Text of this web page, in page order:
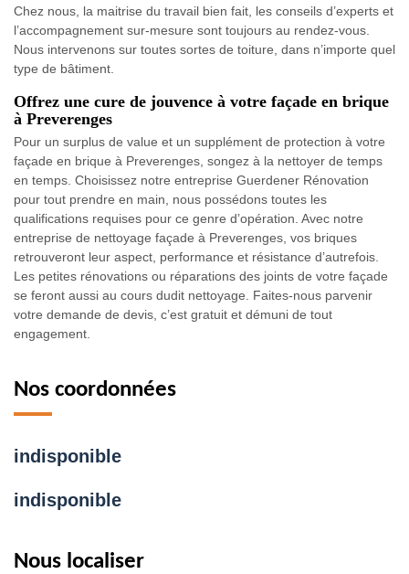
Chez nous, la maitrise du travail bien fait, les conseils d’experts et
l’accompagnement sur-mesure sont toujours au rendez-vous.
Nous intervenons sur toutes sortes de toiture, dans n’importe quel
type de bâtiment.
Offrez une cure de jouvence à votre façade en brique
à Preverenges
Pour un surplus de value et un supplément de protection à votre
façade en brique à Preverenges, songez à la nettoyer de temps
en temps. Choisissez notre entreprise Guerdener Rénovation
pour tout prendre en main, nous possédons toutes les
qualifications requises pour ce genre d’opération. Avec notre
entreprise de nettoyage façade à Preverenges, vos briques
retrouveront leur aspect, performance et résistance d’autrefois.
Les petites rénovations ou réparations des joints de votre façade
se feront aussi au cours dudit nettoyage. Faites-nous parvenir
votre demande de devis, c’est gratuit et démuni de tout
engagement.
Nos coordonnées
indisponible
indisponible
Nous localiser